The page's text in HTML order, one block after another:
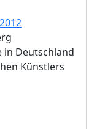
in Deutschland
Künstlers